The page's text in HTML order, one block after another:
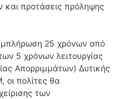
προτάσεις πρόληψης
25 χρόνων από
5 χρόνων λειτουργίας
Απορριμμάτων) Δυτικής
πολίτες θα
των